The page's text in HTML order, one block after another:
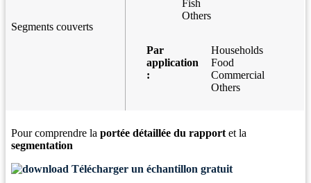
Segments couverts
Fish
Others
Par
application
:
Households
Food
Commercial
Others
Pour comprendre la portée détaillée du rapport et la
segmentation
Télécharger un échantillon gratuit